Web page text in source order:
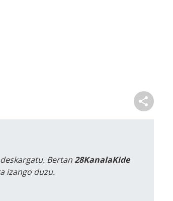
Bertan28KanalaKide
izango duzu.